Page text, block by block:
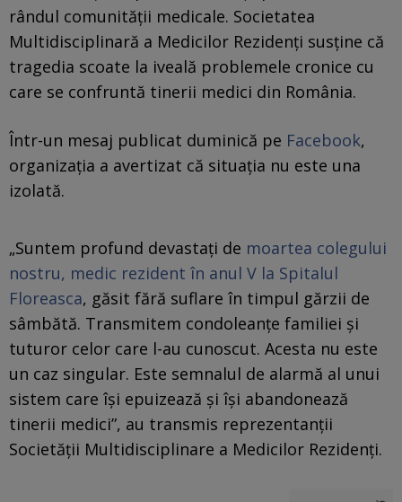
rândul comunității medicale. Societatea
Multidisciplinară a Medicilor Rezidenți susține că
tragedia scoate la iveală problemele cronice cu
care se confruntă tinerii medici din România.
Într-un mesaj publicat duminică pe Facebook,
organizația a avertizat că situația nu este una
izolată.
„Suntem profund devastați de moartea colegului
nostru, medic rezident în anul V la Spitalul
Floreasca, găsit fără suflare în timpul gărzii de
sâmbătă. Transmitem condoleanțe familiei și
tuturor celor care l-au cunoscut. Acesta nu este
un caz singular. Este semnalul de alarmă al unui
sistem care își epuizează și își abandonează
tinerii medici”, au transmis reprezentanții
Societății Multidisciplinare a Medicilor Rezidenți.